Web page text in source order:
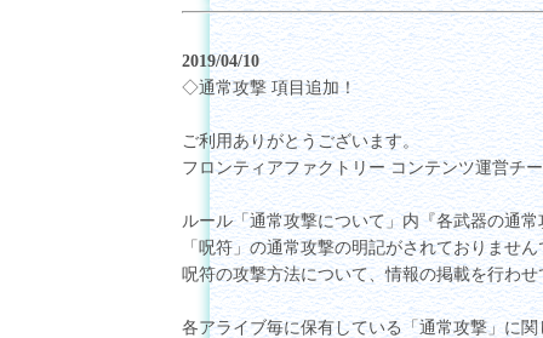
2019/04/10
◇通常攻撃 項目追加！
ご利用ありがとうございます。
フロンティアファクトリー コンテンツ運営チ
ルール「通常攻撃について」内『各武器の通
「呪符」の通常攻撃の明記がされておりませ
呪符の攻撃方法について、情報の掲載を行わ
各アライブ毎に保有している「通常攻撃」に関